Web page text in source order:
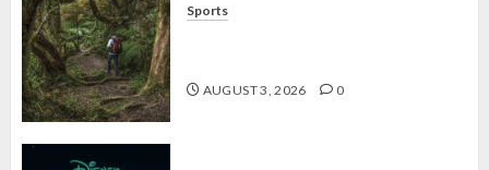
Sports
AUGUST 3, 2026 0